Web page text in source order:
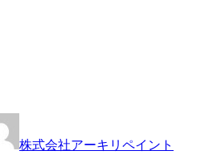
株式会社アーキリペイント